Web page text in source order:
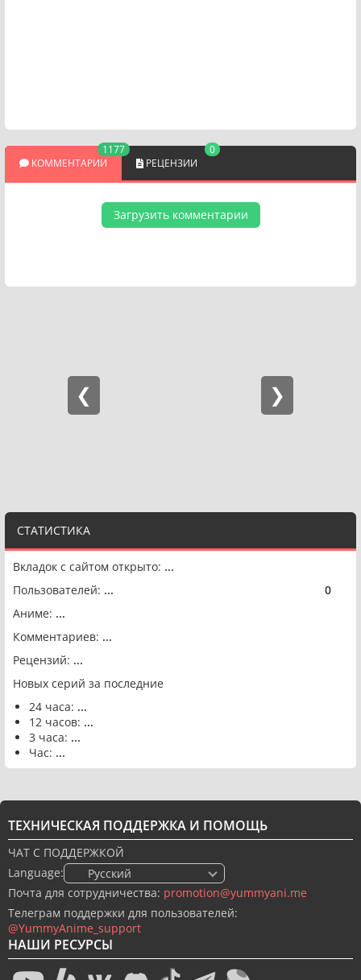
СТАТИСТИКА
Вкладок с сайтом открыто: ...
Пользователей: ... 0
Аниме: ...
Комментариев: ...
Рецензий: ...
Новых серий за последние
24 часа: ...
12 часов: ...
3 часа: ...
Час: ...
КОММЕНТАРИИ
1177
РЕЦЕНЗИИ
0
Загрузить комментарии
НАШИ РЕСУРСЫ
ТЕХНИЧЕСКАЯ ПОДДЕРЖКА И ПОМОЩЬ
ЧАТ С ПОДДЕРЖКОЙ
Language:
🇷🇺 Русский
Почта для сотрудничества: promotion@yummyani.me
Телеграм поддержки для пользователей:
@YummyAnime_support